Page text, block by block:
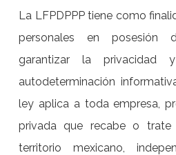
La LFPDPPP tiene como
personales en posesión
garantizar la
autodeterminación
ley aplica a toda empresa,
privada que recabe o trate
territorio mexicano,